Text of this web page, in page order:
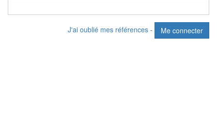
J'ai oublié mes références - Me connecter